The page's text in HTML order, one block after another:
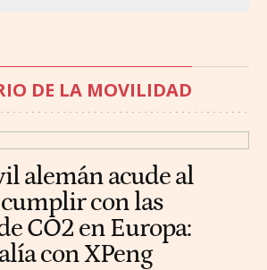
DE LA MOVILIDAD
alemán acude al
con las
CO2 en Europa:
con XPeng